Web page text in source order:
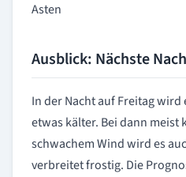
Asten
Ausblick: Nächste
In der Nacht auf Freitag
etwas kälter. Bei dann meist
schwachem Wind wird es
verbreitet frostig. Die